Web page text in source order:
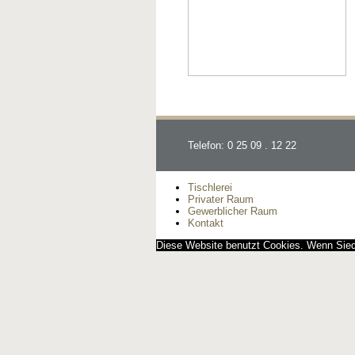
Telefon: 0 25 09 . 12 22
Tischlerei
Privater Raum
Gewerblicher Raum
Kontakt
Diese Website benutzt Cookies. Wenn